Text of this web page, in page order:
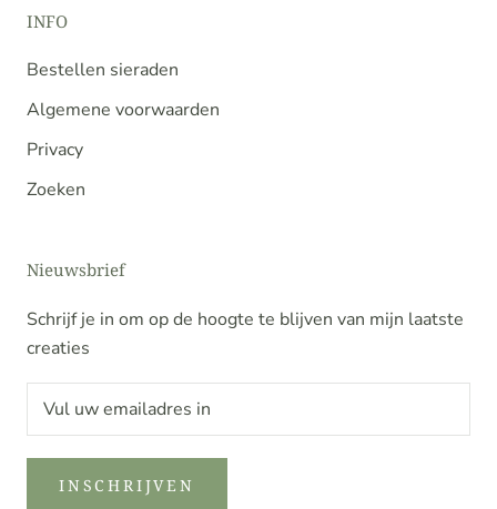
INFO
Bestellen sieraden
Algemene voorwaarden
Privacy
Zoeken
Nieuwsbrief
Schrijf je in om op de hoogte te blijven van mijn laatste
creaties
INSCHRIJVEN